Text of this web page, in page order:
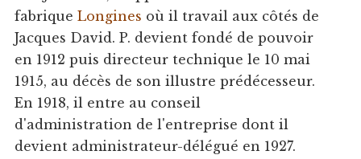
fabrique Longines où il travail aux côtés de
Jacques David. P. devient fondé de pouvoir
en 1912 puis directeur technique le 10 mai
1915, au décès de son illustre prédécesseur.
En 1918, il entre au conseil
d'administration de l'entreprise dont il
devient administrateur-délégué en 1927.